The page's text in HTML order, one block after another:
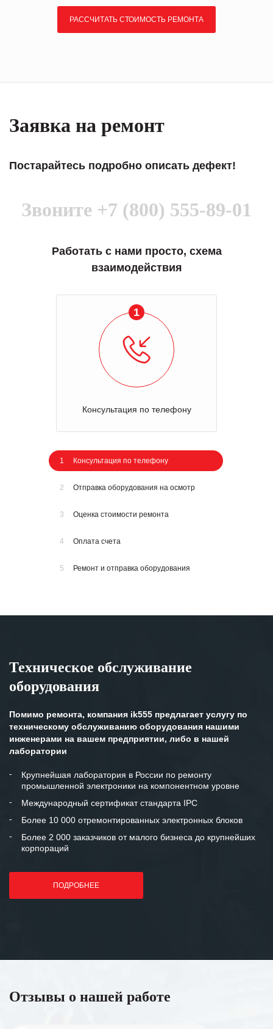
РАССЧИТАТЬ СТОИМОСТЬ РЕМОНТА
Заявка на ремонт
Постарайтесь подробно описать дефект!
Звоните +7 (800) 555-89-01
Работать с нами просто, схема
взаимодействия
1
Консультация по телефону
1 Консультация по телефону
2 Отправка оборудования на осмотр
3 Оценка стоимости ремонта
4 Оплата счета
5 Ремонт и отправка оборудования
Техническое обслуживание
оборудования
Помимо ремонта, компания ik555 предлагает услугу по
техническому обслуживанию оборудования нашими
инженерами на вашем предприятии, либо в нашей
лаборатории
Крупнейшая лаборатория в России по ремонту
промышленной электроники на компонентном уровне
Международный сертификат стандарта IPC
Более 10 000 отремонтированных электронных блоков
Более 2 000 заказчиков от малого бизнеса до крупнейших
корпораций
ПОДРОБНЕЕ
Отзывы о нашей работе